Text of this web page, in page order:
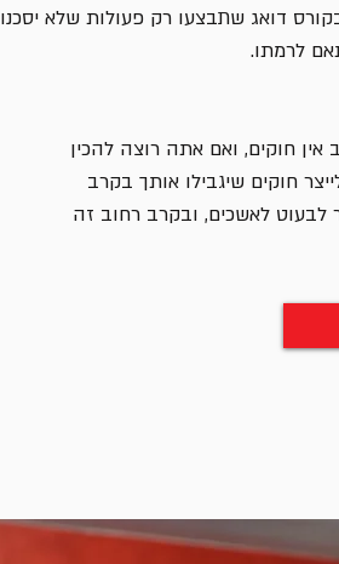
דואג שתבצעו רק פעולות שלא יסכנו
לרמתו.
חוקים, ואם אתה רוצה להכין
חוקים שיגבילו אותך בקרב
לאשכים, ובקרב רחוב זה